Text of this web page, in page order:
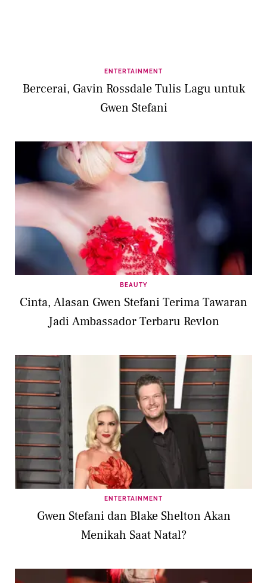
ENTERTAINMENT
Bercerai, Gavin Rossdale Tulis Lagu untuk
Gwen Stefani
BEAUTY
Cinta, Alasan Gwen Stefani Terima Tawaran
Jadi Ambassador Terbaru Revlon
ENTERTAINMENT
Gwen Stefani dan Blake Shelton Akan
Menikah Saat Natal?